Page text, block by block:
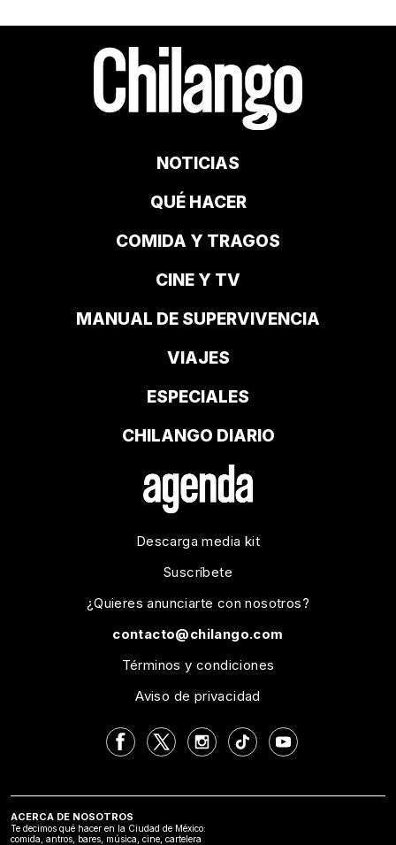
NOTICIAS
QUÉ HACER
COMIDA Y TRAGOS
CINE Y TV
MANUAL DE SUPERVIVENCIA
VIAJES
ESPECIALES
CHILANGO DIARIO
Descarga media kit
Suscríbete
¿Quieres anunciarte con nosotros?
contacto@chilango.com
Términos y condiciones
Aviso de privacidad
ACERCA DE NOSOTROS
Te decimos qué hacer en la Ciudad de México:
comida, antros, bares, música, cine, cartelera